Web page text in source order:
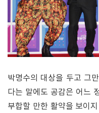
박명수의 대상을 두고 그
다는 말에도 공감은 어느
부합할 만한 활약을 보이